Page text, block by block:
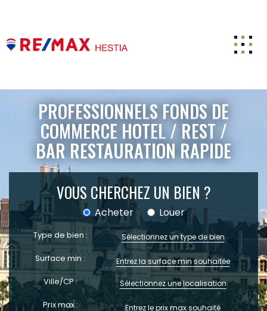
ACCUEIL
ACHETER
ESTIMATION
FAIRE GÉRER
CARRIERE
NOTRE AGENCE
ACTUALITÉS
CONTACT
PROFESSIONNELS FONDS DE
COMMERCE HOTEL / REST /
BAR RESTAURATION RAPIDE
VOUS CHERCHEZ UN BIEN ?
Acheter Louer
Type de bien : Sélectionnez un type de bien
Surface min :
Ville/CP : Sélectionnez une localisation
Prix max :